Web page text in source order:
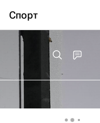
Спорт